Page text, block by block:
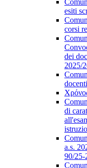
esiti
corsi
dei
2025/
di
a.s.
90/25-